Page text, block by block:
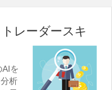
レーダースキ
AIを
析